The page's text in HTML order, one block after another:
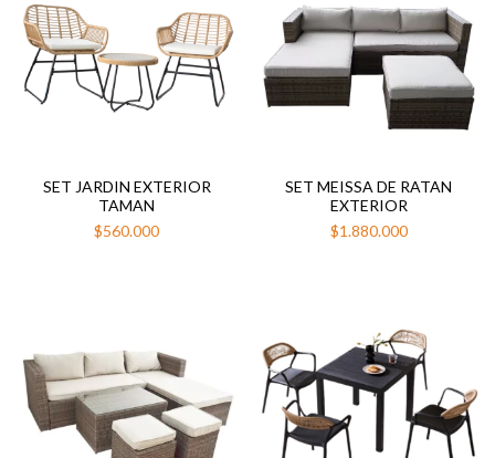
SET JARDIN EXTERIOR
TAMAN
$560.000
SET MEISSA DE RATAN
EXTERIOR
$1.880.000